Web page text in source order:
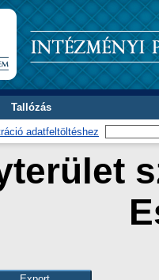
Tallózás
adatfeltöltéshez